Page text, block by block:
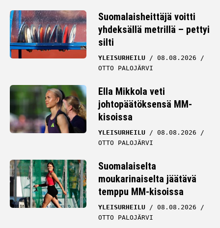
Suomalaisheittäjä voitti
yhdeksällä metrillä – pettyi
silti
YLEISURHEILU
08.08.2026
OTTO PALOJÄRVI
Ella Mikkola veti
johtopäätöksensä MM-
kisoissa
YLEISURHEILU
08.08.2026
OTTO PALOJÄRVI
Suomalaiselta
moukarinaiselta jäätävä
temppu MM-kisoissa
YLEISURHEILU
08.08.2026
OTTO PALOJÄRVI